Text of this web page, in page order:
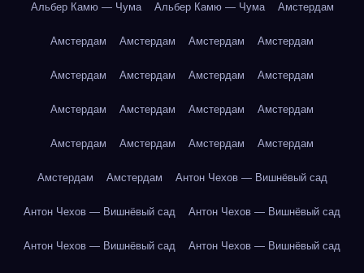
Альбер Камю — Чума Альбер Камю — Чума Амстердам
Амстердам Амстердам Амстердам Амстердам
Амстердам Амстердам Амстердам Амстердам
Амстердам Амстердам Амстердам Амстердам
Амстердам Амстердам Амстердам Амстердам
Амстердам Амстердам Антон Чехов — Вишнёвый сад
Антон Чехов — Вишнёвый сад Антон Чехов — Вишнёвый сад
Антон Чехов — Вишнёвый сад Антон Чехов — Вишнёвый сад